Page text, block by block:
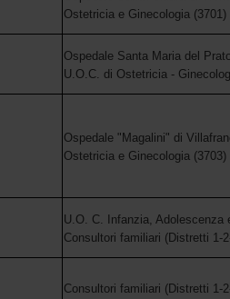
Ostetricia e Ginecologia (3701)
Ospedale Santa Maria
U.O.C. di Ostetricia -
Ospedale "Magalini" di
Ostetricia e Ginecologia (3703)
U.O. C. Infanzia,
Consultori familiari (Distretti 1-
Consultori familiari (Distretti 1-